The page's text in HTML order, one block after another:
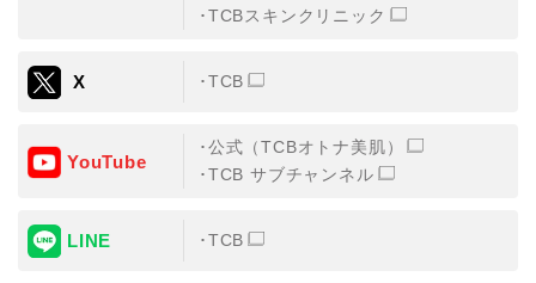
TCBスキンクリニック
X TCB
YouTube
公式（TCBオトナ美肌）
TCB サブチャンネル
LINE TCB